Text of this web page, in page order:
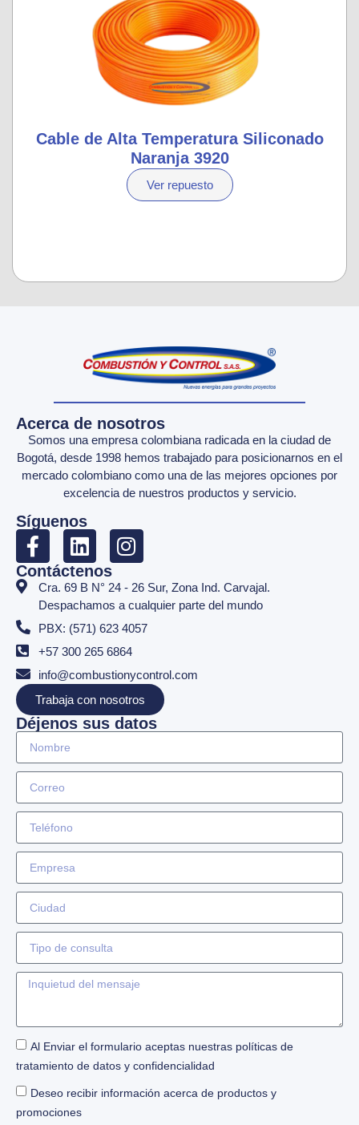
Cable de Alta Temperatura Siliconado
Naranja 3920
Ver repuesto
Acerca de nosotros
Somos una empresa colombiana radicada en la ciudad de
Bogotá, desde 1998 hemos trabajado para posicionarnos en el
mercado colombiano como una de las mejores opciones por
excelencia de nuestros productos y servicio.
Síguenos
Contáctenos
Cra. 69 B N° 24 - 26 Sur, Zona Ind. Carvajal.
Despachamos a cualquier parte del mundo
PBX: (571) 623 4057
+57 300 265 6864
info@combustionycontrol.com
Trabaja con nosotros
Déjenos sus datos
Al Enviar el formulario aceptas nuestras políticas de
tratamiento de datos y confidencialidad
Deseo recibir información acerca de productos y
promociones